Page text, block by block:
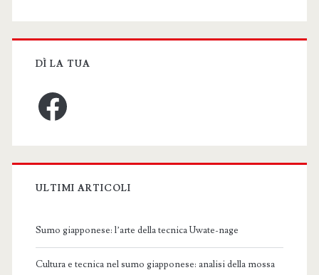
DÌ LA TUA
Facebook
ULTIMI ARTICOLI
Sumo giapponese: l’arte della tecnica Uwate-nage
Cultura e tecnica nel sumo giapponese: analisi della mossa